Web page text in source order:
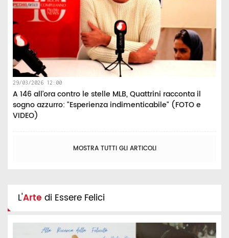
29/03/2026 12:00
A 146 all’ora contro le stelle MLB, Quattrini racconta il
sogno azzurro: "Esperienza indimenticabile" (FOTO e
VIDEO)
MOSTRA TUTTI GLI ARTICOLI
L'Arte di Essere Felici